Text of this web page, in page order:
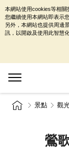
景點 觀
鶯
本網站使用cookies等相
您繼續使用本網站即表示
另外，本網站也提供周邊
訊，以開啟及使用此智慧化